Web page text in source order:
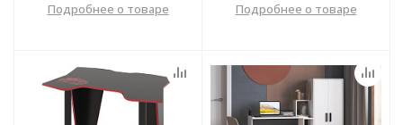
Подробнее о товаре Подробнее о товаре